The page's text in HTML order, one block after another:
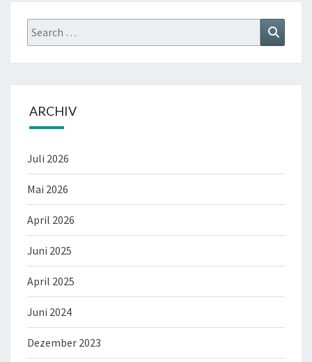
Search
for:
ARCHIV
Juli 2026
Mai 2026
April 2026
Juni 2025
April 2025
Juni 2024
Dezember 2023